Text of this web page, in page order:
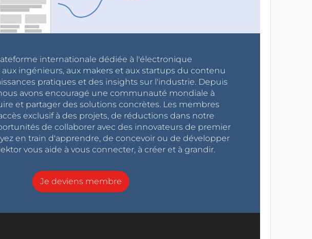
internationale dédiée à l'électronique
ingénieurs, aux makers et aux startups du contenu
pratiques et des insights sur l'industrie. Depuis
avons encouragé une communauté mondiale à
et partager des solutions concrètes. Les membres
exclusif à des projets, de réductions dans notre
de collaborer avec des innovateurs de premier
en train d'apprendre, de concevoir ou de développer
vous aide à vous connecter, à créer et à grandir.
Je deviens membre